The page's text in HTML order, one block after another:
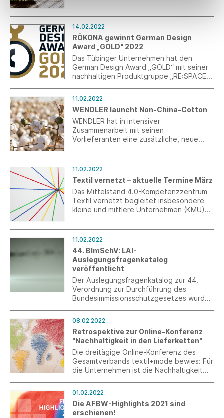
14.02.2022
RÖKONA gewinnt German Design
Award „GOLD“ 2022
Das Tübinger Unternehmen hat den
German Design Award „GOLD“ mit seiner
nachhaltigen Produktgruppe „RE:SPACE“
in Germany gewonnen.
11.02.2022
WENDLER launcht Non-China-Cotton
WENDLER hat in intensiver
Zusammenarbeit mit seinen
Vorlieferanten eine zusätzliche, neue
entwickelt und auf den Markt gebracht.
11.02.2022
Textil vernetzt – aktuelle Termine März
Das Mittelstand 4.0-Kompetenzzentrum
Textil vernetzt begleitet insbesondere
kleine und mittlere Unternehmen (KMU)
Textilmaschinenbaus und der
angrenzenden wie übergreifenden
aufkommenden Veränderungen im
Bereich der Digitalisierung.
11.02.2022
44. BImSchV: LAI-
Auslegungsfragenkatalog
veröffentlicht
Der Auslegungsfragenkatalog zur 44.
Verordnung zur Durchführung des
Bundesimmissionsschutzgesetzes wurde
veröffentlicht.
08.02.2022
Retrospektive zur Online-Konferenz
"Nachhaltigkeit in den Lieferketten"
Die dreitägige Online-Konferenz des
Gesamtverbands textil+mode bewies: Für
die Unternehmen ist die Nachhaltigkeit
01.02.2022
Die AFBW-Highlights 2021 sind
erschienen!